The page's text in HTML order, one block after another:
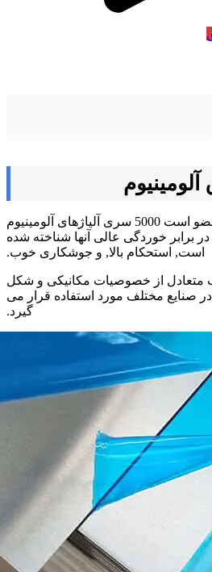
5754 ورق آلومینیوم عضو عضو است 5000 سری آلیاژهای آلومینیوم
برابر خوردگی عالی آنها شناخته شده
است, استحکام بالا, و جوشکاری خوب.
متعادل از خصوصیات مکانیکی و شکل
صنایع مختلف مورد استفاده قرار می
گیرد.